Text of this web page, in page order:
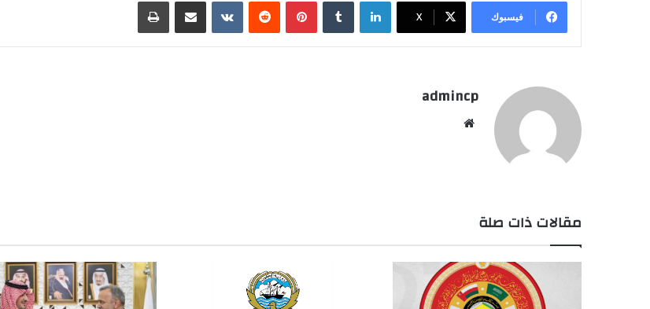
فيسبوك ‫X
admincp
مقالات ذات صلة